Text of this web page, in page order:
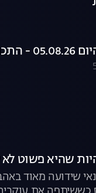
המלאה
שהיא פשוט
שידועה מאוד